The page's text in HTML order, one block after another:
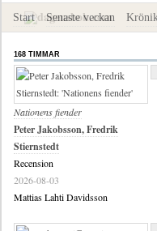
Start Senaste veckan
168 TIMMAR
Nationens fiender
Peter Jakobsson, Fredrik
Stiernstedt
Recension
2026-08-03
Mattias Lahti Davidsson